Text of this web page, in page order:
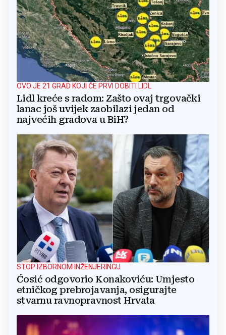
OVO JE 21 GRAD KOJI ĆE PRVI DOBITI LIDL
Lidl kreće s radom: Zašto ovaj trgovački
lanac još uvijek zaobilazi jedan od
najvećih gradova u BiH?
STOP IZBORNOM INŽENJERINGU
Ćosić odgovorio Konakoviću: Umjesto
etničkog prebrojavanja, osigurajte
stvarnu ravnopravnost Hrvata